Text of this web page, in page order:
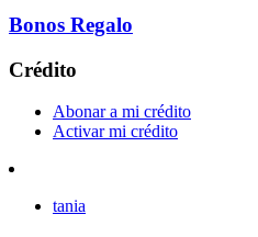
Bonos Regalo
Crédito
Abonar a mi crédito
Activar mi crédito
tania